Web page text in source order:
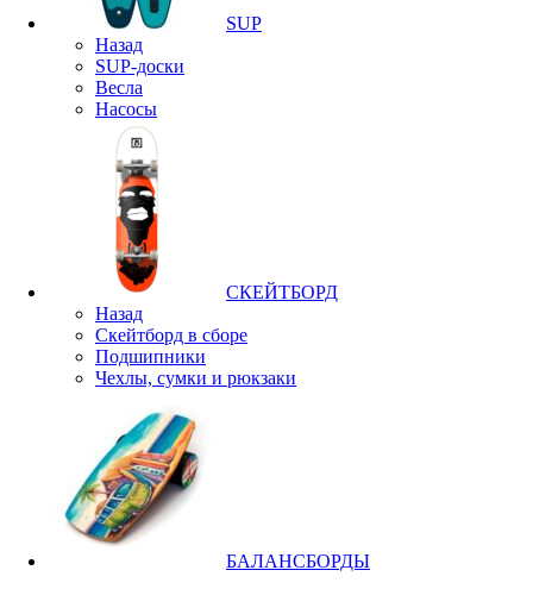
SUP
Назад
SUP-доски
Весла
Насосы
СКЕЙТБОРД
Назад
Скейтборд в сборе
Подшипники
Чехлы, сумки и рюкзаки
БАЛАНСБОРДЫ